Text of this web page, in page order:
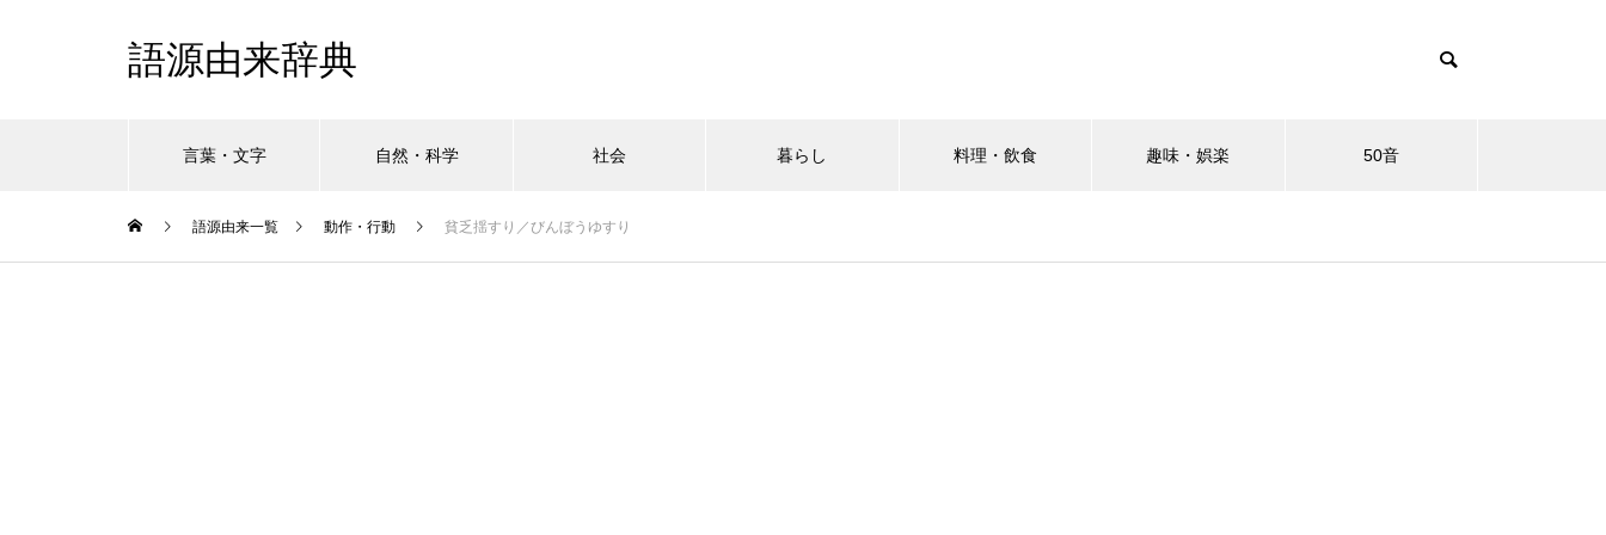
語源由来辞典
言葉・文字 自然・科学 社会 暮らし 料理・飲食 趣味・娯楽 50音
語源由来一覧 動作・行動 貧乏揺すり／びんぼうゆすり